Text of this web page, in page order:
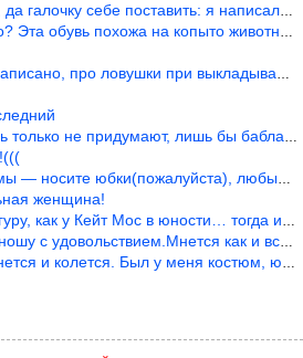
себе поставить: я написала статью
обувь похожа на копыто животного, не хв
про ловушки при выкладывании товара
не придумают, лишь бы бабла срубить!
юбки(пожалуйста), любые штаны на ж
женщина!
как у Кейт Мос в юности… тогда и стиль т
с удовольствием.Мнется как и все. Но это
и колется. Был у меня костюм, юбка и жак